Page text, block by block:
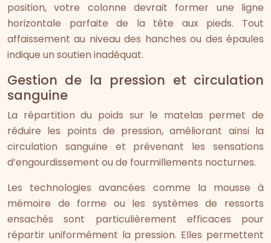
position, votre colonne devrait former une ligne
horizontale parfaite de la tête aux pieds. Tout
affaissement au niveau des hanches ou des épaules
indique un soutien inadéquat.
Gestion de la pression et circulation
sanguine
La répartition du poids sur le matelas permet de
réduire les points de pression, améliorant ainsi la
circulation sanguine et prévenant les sensations
d’engourdissement ou de fourmillements nocturnes.
Les technologies avancées comme la mousse à
mémoire de forme ou les systèmes de ressorts
ensachés sont particulièrement efficaces pour
répartir uniformément la pression. Elles permettent